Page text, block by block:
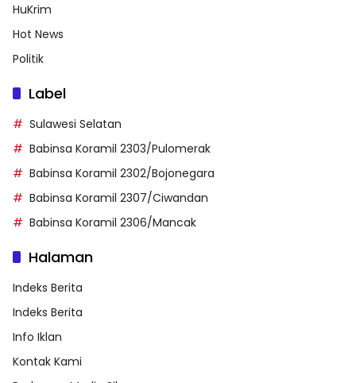
HuKrim
Hot News
Politik
Label
Sulawesi Selatan
Babinsa Koramil 2303/Pulomerak
Babinsa Koramil 2302/Bojonegara
Babinsa Koramil 2307/Ciwandan
Babinsa Koramil 2306/Mancak
Halaman
Indeks Berita
Indeks Berita
Info Iklan
Kontak Kami